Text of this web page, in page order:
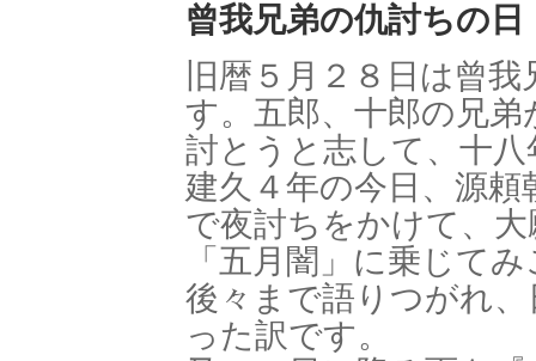
曾我兄弟の仇討ちの日
旧暦５月２８日は曾
す。五郎、十郎の兄
討とうと志して、十
建久４年の今日、源
で夜討ちをかけて、
「五月闇」に乗じて
後々まで語りつがれ
った訳です。